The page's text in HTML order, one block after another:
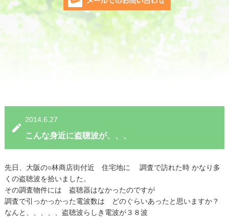
2014.6.27
こんな身近に盗聴波が、、、
先日、大阪の○林商店街付近 住宅地に 調査で訪れた時 かなり多
くの盗聴波を拾いました。
その調査物件には 盗聴器はなかったのですが
調査で引っかっかった電波数は どのぐらいあったと思いますか？
なんと、、、、、盗聴波らしき電波が３８波